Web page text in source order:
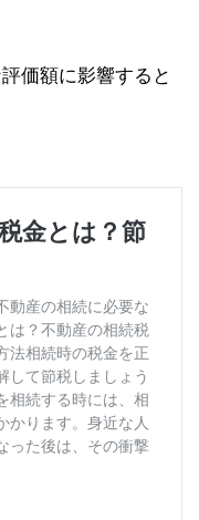
価額に影響すると